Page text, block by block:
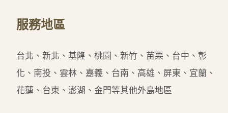
服務地區
台北、新北、基隆、桃園、新竹、苗栗、台中、彰
化、南投、雲林、嘉義、台南、高雄、屏東、宜蘭、
花蓮、台東、澎湖、金門等其他外島地區